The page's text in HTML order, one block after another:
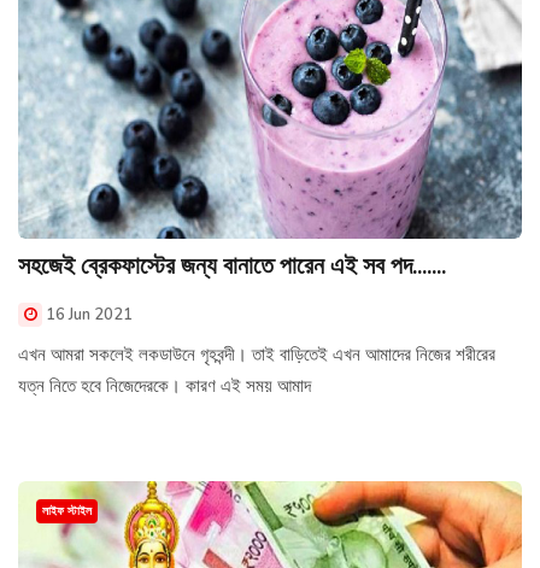
সহজেই ব্রেকফাস্টের জন্য বানাতে পারেন এই সব পদ.......
16 Jun 2021
এখন আমরা সকলেই লকডাউনে গৃহবন্দী। তাই বাড়িতেই এখন আমাদের নিজের শরীরের
যত্ন নিতে হবে নিজেদেরকে। কারণ এই সময় আমাদ
লাইফ স্টাইল